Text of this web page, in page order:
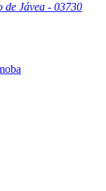
de Jávea - 03730